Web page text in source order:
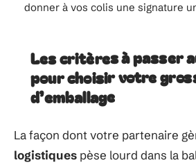
donner à vos colis une signature
Les critères à passer
pour choisir votre
d’emballage
La façon dont votre partenaire
logistiques pèse lourd dans la